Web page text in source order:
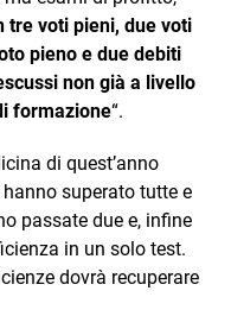
tre voti pieni, due voti
pieno e due debiti
non già a livello
formazione“.
di quest’anno
superato tutte e
passate due e, infine
in un solo test.
dovrà recuperare